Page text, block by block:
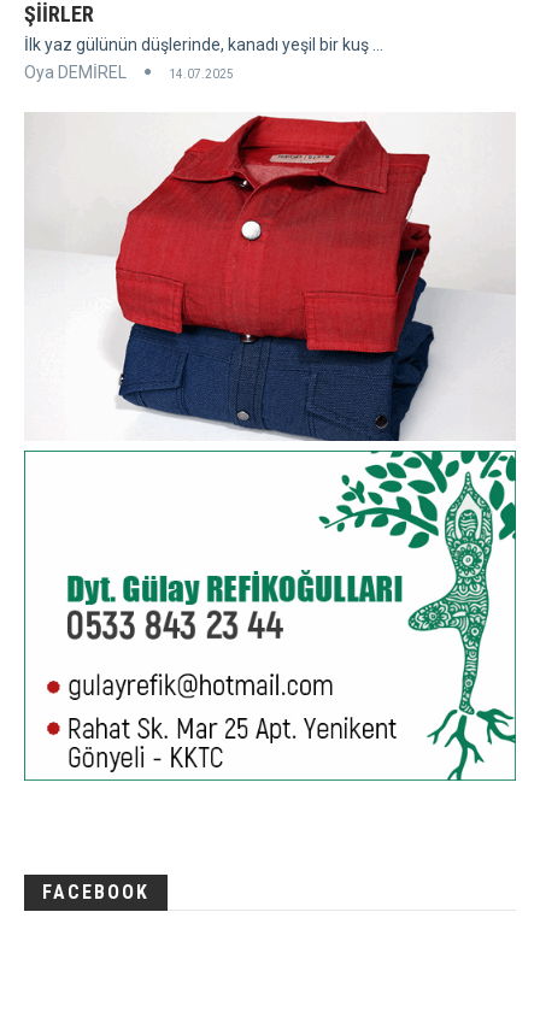
ŞİİRLER
İlk yaz gülünün düşlerinde, kanadı yeşil bir kuş ...
Oya DEMİREL
14.07.2025
FACEBOOK